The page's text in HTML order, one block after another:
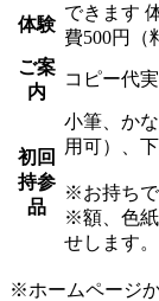
体験
できます
費500円（
ご案
内
コピー代
初回
持参
品
小筆、か
用可）、
※お持ちで
※額、色紙
せします。
※ホームページ